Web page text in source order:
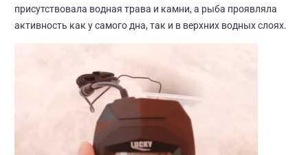
присутствовала водная трава и камни, а рыба проявляла
активность как у самого дна, так и в верхних водных слоях.